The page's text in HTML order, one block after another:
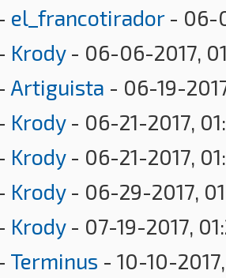
el_francotirador- 06-
Krody- 06-06-2017,
Artiguista - 06-19-
Krody- 06-21-2017,
Krody- 06-21-2017,
Krody- 06-29-2017,
Krody- 07-19-2017,
Terminus - 10-10-